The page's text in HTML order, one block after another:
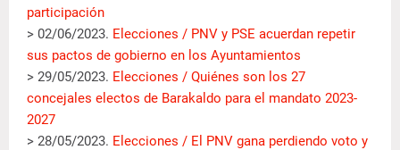
participación
> 02/06/2023. Elecciones / PNV y PSE acuerdan repetir
sus pactos de gobierno en los Ayuntamientos
> 29/05/2023. Elecciones / Quiénes son los 27
concejales electos de Barakaldo para el mandato 2023-
2027
> 28/05/2023. Elecciones / El PNV gana perdiendo voto y